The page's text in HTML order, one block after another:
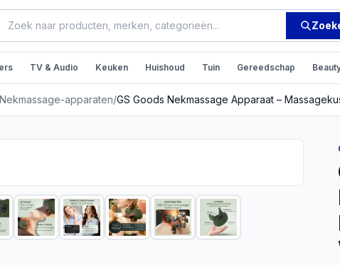
TV & Audio Keuken Huishoud Tuin Gereedschap
Nekmassage-apparaten/